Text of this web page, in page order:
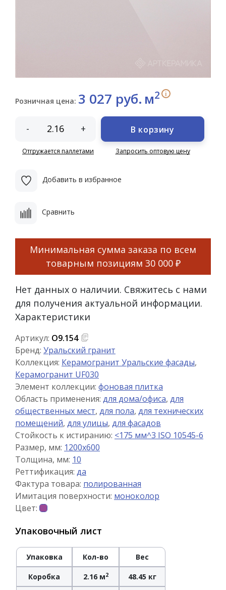
Розничная цена: 3 027 руб. м2 i
- +
Отгружается паллетами
В корзину
Запросить оптовую цену
Добавить в избранное
Сравнить
Минимальная сумма заказа по всем
товарным позициям 30 000 ₽
Нет данных о наличии. Свяжитесь с нами
для получения актуальной информации.
Характеристики
Артикул: О9.154
Бренд: Уральский гранит
Коллекция: Керамогранит Уральские фасады,
Керамогранит UF030
Элемент коллекции: фоновая плитка
Область применения: для дома/офиса, для
общественных мест, для пола, для технических
помещений, для улицы, для фасадов
Стойкость к истиранию: <175 мм^3 ISO 10545-6
Размер, мм: 1200x600
Толщина, мм: 10
Реттификация: да
Фактура товара: полированная
Имитация поверхности: моноколор
Цвет:
Упаковочный лист
Упаковка Кол-во Вес
Коробка 2.16 м2 48.45 кг